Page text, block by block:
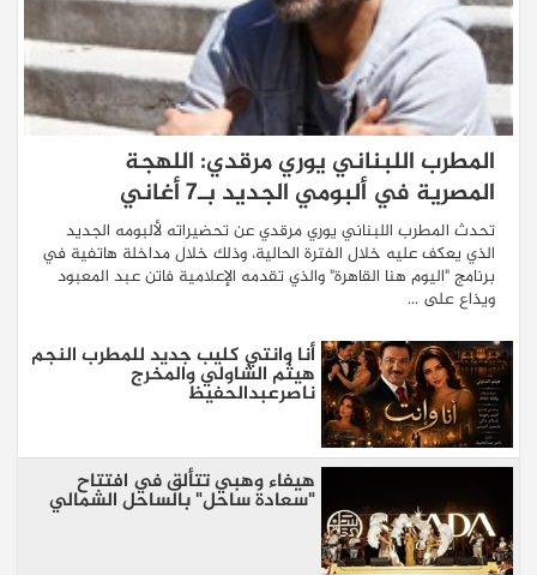
المطرب اللبناني يوري مرقدي: اللهجة
المصرية في ألبومي الجديد بـ7 أغاني
تحدث المطرب اللبناني يوري مرقدي عن تحضيراته لألبومه الجديد
الذي يعكف عليه خلال الفترة الحالية، وذلك خلال مداخلة هاتفية في
برنامج "اليوم هنا القاهرة" والذي تقدمه الإعلامية فاتن عبد المعبود
ويذاع على ...
أنا وانتي كليب جديد للمطرب النجم
هيثم الشاولي والمخرج
ناصرعبدالحفيظ
هيفاء وهبي تتألق في افتتاح
"سعادة ساحل" بالساحل الشمالي